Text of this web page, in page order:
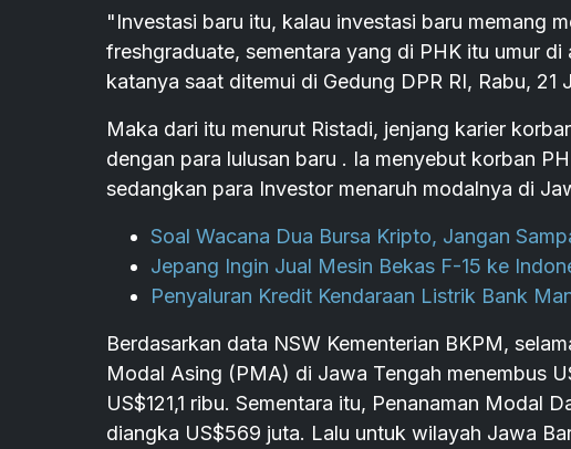
"Investasi baru itu, kalau investasi baru memang
freshgraduate, sementara yang di PHK itu umur
katanya saat ditemui di Gedung DPR RI, Rabu, 21
Maka dari itu menurut Ristadi, jenjang karier
dengan para lulusan baru . Ia menyebut korban
sedangkan para Investor menaruh modalnya di
Soal Wacana Dua Bursa Kripto, Jangan
Jepang Ingin Jual Mesin Bekas F-15 ke
Penyaluran Kredit Kendaraan Listrik Bank
Berdasarkan data NSW Kementerian BKPM,
Modal Asing (PMA) di Jawa Tengah menembus
US$121,1 ribu. Sementara itu, Penanaman Modal
diangka US$569 juta. Lalu untuk wilayah Jawa